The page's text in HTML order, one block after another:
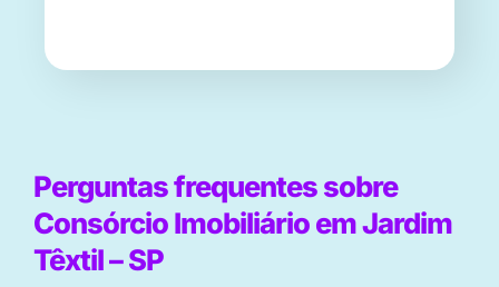
Perguntas frequentes sobre
Consórcio Imobiliário em Jardim
Têxtil – SP